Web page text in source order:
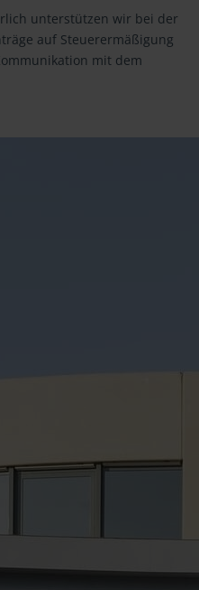
unterstützen wir bei der
auf Steuerermäßigung
mit dem